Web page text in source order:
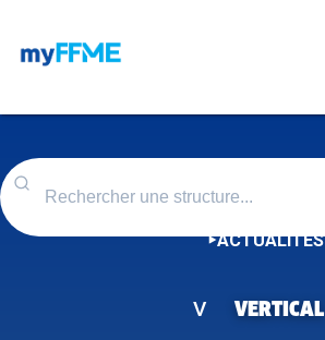
ACTUALITÉS
V VERTICAL